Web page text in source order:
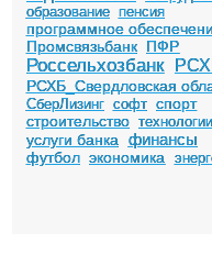
образование пенсия
программное
Промсвязьбанк ПФР
Россельхозбанк
РСХБ_Свердловская
СберЛизинг софт спорт
строительство технологии
услуги банка финансы
футбол экономика